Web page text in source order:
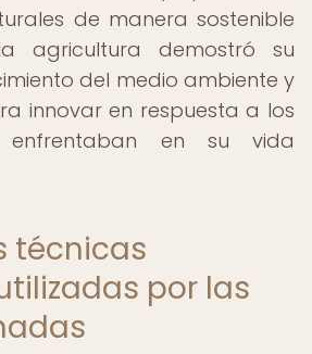
de manera sostenible
agricultura demostró su
del medio ambiente y
innovar en respuesta a los
en su vida
técnicas
por las